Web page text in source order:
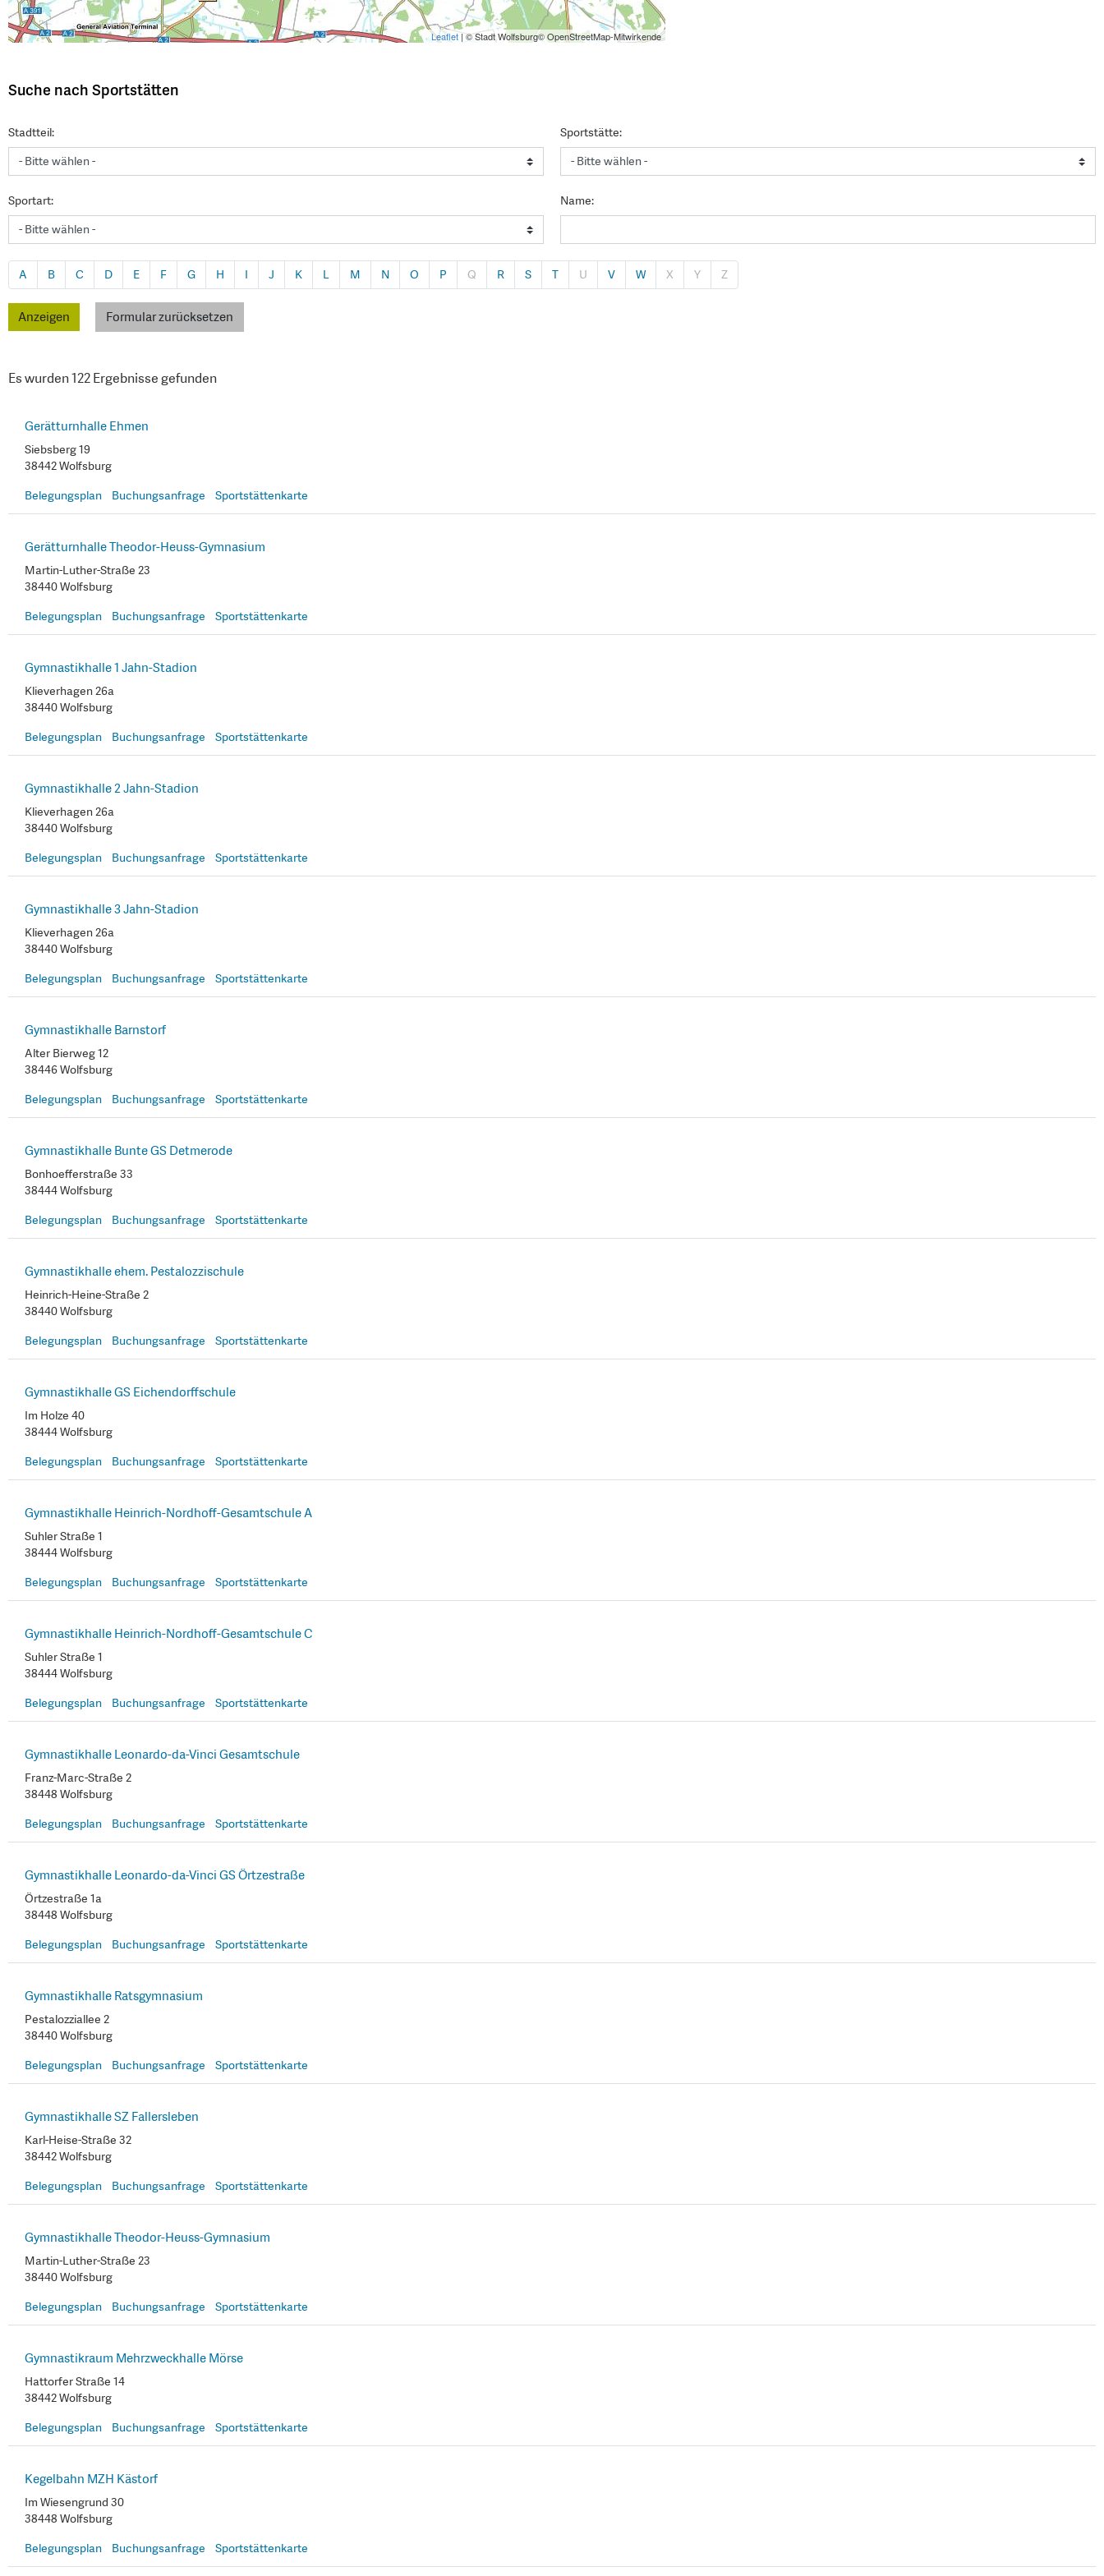
Leaflet| © Stadt Wolfsburg© OpenStreetMap-Mitwirkende
Suche nach Sportstätten
Stadtteil: Sportstätte:
Sportart: Name:
A B C D E F G H I J K L M N O P Q R S T U V W X Y Z
Formular zurücksetzen
Es wurden 122 Ergebnisse gefunden
Gerätturnhalle Ehmen
Siebsberg 19
38442 Wolfsburg
Belegungsplan
Buchungsanfrage Sportstättenkarte
Gerätturnhalle Theodor-Heuss-Gymnasium
Martin-Luther-Straße 23
38440 Wolfsburg
Belegungsplan
Buchungsanfrage Sportstättenkarte
Gymnastikhalle 1 Jahn-Stadion
Klieverhagen 26a
38440 Wolfsburg
Belegungsplan
Buchungsanfrage Sportstättenkarte
Gymnastikhalle 2 Jahn-Stadion
Klieverhagen 26a
38440 Wolfsburg
Belegungsplan
Buchungsanfrage Sportstättenkarte
Gymnastikhalle 3 Jahn-Stadion
Klieverhagen 26a
38440 Wolfsburg
Belegungsplan
Buchungsanfrage Sportstättenkarte
Gymnastikhalle Barnstorf
Alter Bierweg 12
38446 Wolfsburg
Belegungsplan
Buchungsanfrage Sportstättenkarte
Gymnastikhalle Bunte GS Detmerode
Bonhoefferstraße 33
38444 Wolfsburg
Belegungsplan
Buchungsanfrage Sportstättenkarte
Gymnastikhalle ehem. Pestalozzischule
Heinrich-Heine-Straße 2
38440 Wolfsburg
Belegungsplan
Buchungsanfrage Sportstättenkarte
Gymnastikhalle GS Eichendorffschule
Im Holze 40
38444 Wolfsburg
Belegungsplan
Buchungsanfrage Sportstättenkarte
Gymnastikhalle Heinrich-Nordhoff-Gesamtschule A
Suhler Straße 1
38444 Wolfsburg
Belegungsplan
Buchungsanfrage Sportstättenkarte
Gymnastikhalle Heinrich-Nordhoff-Gesamtschule C
Suhler Straße 1
38444 Wolfsburg
Belegungsplan
Buchungsanfrage Sportstättenkarte
Gymnastikhalle Leonardo-da-Vinci Gesamtschule
Franz-Marc-Straße 2
38448 Wolfsburg
Belegungsplan
Buchungsanfrage Sportstättenkarte
Gymnastikhalle Leonardo-da-Vinci GS Örtzestraße
Örtzestraße 1a
38448 Wolfsburg
Belegungsplan
Buchungsanfrage Sportstättenkarte
Gymnastikhalle Ratsgymnasium
Pestalozziallee 2
38440 Wolfsburg
Belegungsplan
Buchungsanfrage Sportstättenkarte
Gymnastikhalle SZ Fallersleben
Karl-Heise-Straße 32
38442 Wolfsburg
Belegungsplan
Buchungsanfrage Sportstättenkarte
Gymnastikhalle Theodor-Heuss-Gymnasium
Martin-Luther-Straße 23
38440 Wolfsburg
Belegungsplan
Buchungsanfrage Sportstättenkarte
Gymnastikraum Mehrzweckhalle Mörse
Hattorfer Straße 14
38442 Wolfsburg
Belegungsplan
Buchungsanfrage Sportstättenkarte
Kegelbahn MZH Kästorf
Im Wiesengrund 30
38448 Wolfsburg
Belegungsplan
Buchungsanfrage Sportstättenkarte